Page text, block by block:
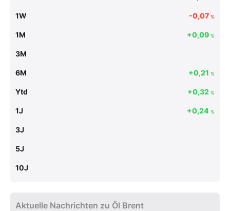
1W -0,07 %
1M +0,09 %
3M
6M +0,21 %
Ytd +0,32 %
1J +0,24 %
3J
5J
10J
Aktuelle Nachrichten zu Öl Brent